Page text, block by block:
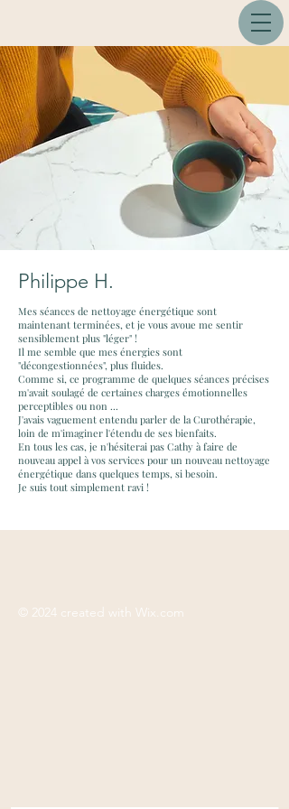
Philippe H.
Mes séances de nettoyage énergétique sont
maintenant terminées, et je vous avoue me sentir
sensiblement plus "léger" !
Il me semble que mes énergies sont
"décongestionnées", plus fluides.
Comme si, ce programme de quelques séances précises
m'avait soulagé de certaines charges émotionnelles
perceptibles ou non ...
J'avais vaguement entendu parler de la Curothérapie,
loin de m'imaginer l'étendu de ses bienfaits.
En tous les cas, je n'hésiterai pas Cathy à faire de
nouveau appel à vos services pour un nouveau nettoyage
énergétique dans quelques temps, si besoin.
Je suis tout simplement ravi !
© 2024 created with Wix.com